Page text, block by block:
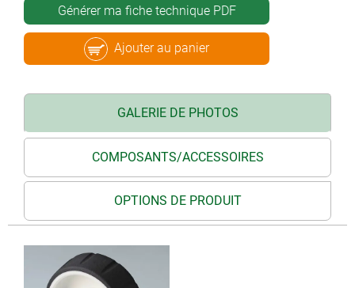
Générer ma fiche technique PDF
Ajouter au panier
GALERIE DE PHOTOS
COMPOSANTS/ACCESSOIRES
OPTIONS DE PRODUIT